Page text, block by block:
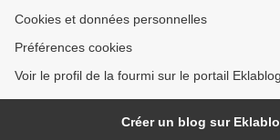
Cookies et données personnelles
Préférences cookies
Voir le profil de la fourmi sur le portail Eklablog
Créer un blog sur